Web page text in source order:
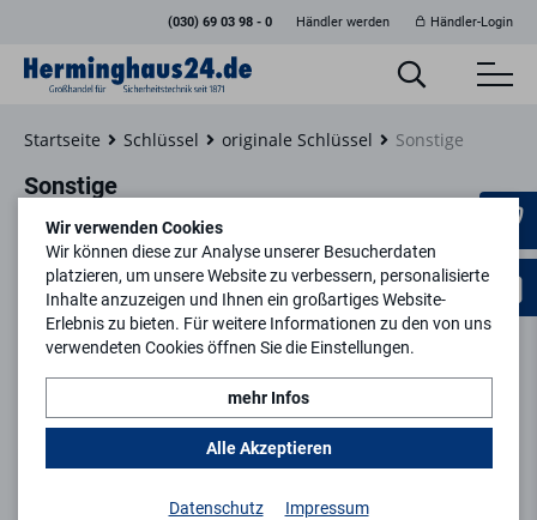
(030) 69 03 98 - 0 Händler werden Händler-Login
Startseite Schlüssel originale Schlüssel Sonstige
Sonstige
Filtern
1 2
Wir verwenden Cookies
Wir können diese zur Analyse unserer Besucherdaten
platzieren, um unsere Website zu verbessern, personalisierte
Inhalte anzuzeigen und Ihnen ein großartiges Website-
Erlebnis zu bieten. Für weitere Informationen zu den von uns
verwendeten Cookies öffnen Sie die Einstellungen.
mehr Infos
Alle Akzeptieren
Datenschutz Impressum